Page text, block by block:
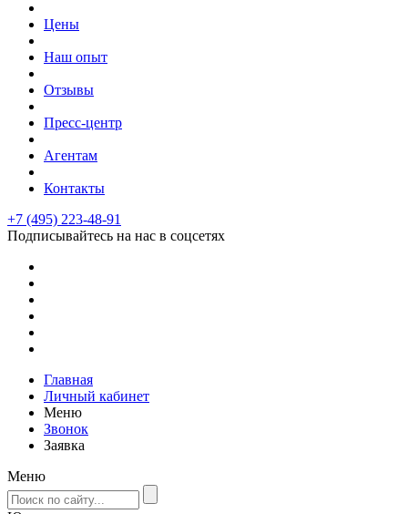
Цены
Наш опыт
Отзывы
Пресс-центр
Агентам
Контакты
+7 (495) 223-48-91
Подписывайтесь на нас в соцсетях
Главная
Личный кабинет
Меню
Звонок
Заявка
Меню